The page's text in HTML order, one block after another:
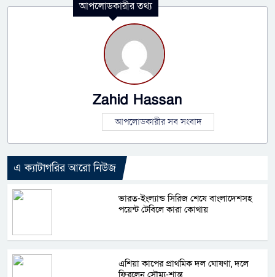
আপলোডকারীর তথ্য
Zahid Hassan
আপলোডকারীর সব সংবাদ
এ ক্যাটাগরির আরো নিউজ
ভারত-ইংল্যান্ড সিরিজ শেষে বাংলাদেশসহ
পয়েন্ট টেবিলে কারা কোথায়
এশিয়া কাপের প্রাথমিক দল ঘোষণা, দলে